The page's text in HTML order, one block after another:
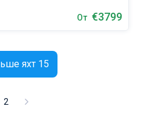
От €3799
2
яхт 15